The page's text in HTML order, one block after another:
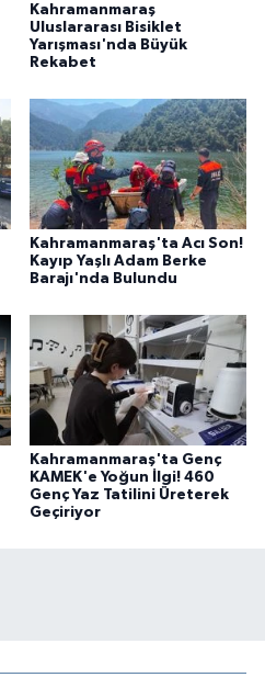
Kahramanmaraş
Uluslararası Bisiklet
Yarışması'nda Büyük
Rekabet
Kahramanmaraş'ta Acı Son!
Kayıp Yaşlı Adam Berke
Barajı'nda Bulundu
Kahramanmaraş'ta Genç
KAMEK'e Yoğun İlgi! 460
Genç Yaz Tatilini Üreterek
Geçiriyor